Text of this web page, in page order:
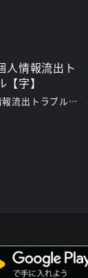
第４話 個人情報流出トラブル【字】